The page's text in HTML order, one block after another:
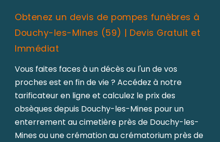
Obtenez un devis de pompes funèbres à
Douchy-les-Mines (59) | Devis Gratuit et
Immédiat
Vous faites faces à un décès ou l'un de vos
proches est en fin de vie ? Accédez à notre
tarificateur en ligne et calculez le prix des
obsèques depuis Douchy-les-Mines pour un
enterrement au cimetière près de Douchy-les-
Mines ou une crémation au crématorium près de